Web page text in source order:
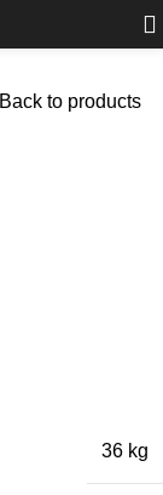
Back to products
36 kg